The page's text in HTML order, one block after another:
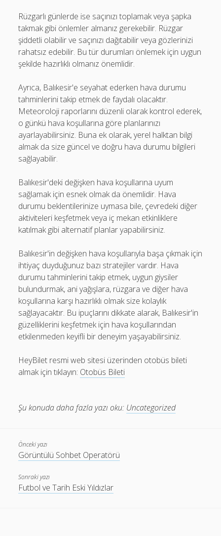
Rüzgarlı günlerde ise saçınızı toplamak veya şapka
takmak gibi önlemler almanız gerekebilir. Rüzgar
şiddetli olabilir ve saçınızı dağıtabilir veya gözlerinizi
rahatsız edebilir. Bu tür durumları önlemek için uygun
şekilde hazırlıklı olmanız önemlidir.
Ayrıca, Balıkesir'e seyahat ederken hava durumu
tahminlerini takip etmek de faydalı olacaktır.
Meteoroloji raporlarını düzenli olarak kontrol ederek,
o günkü hava koşullarına göre planlarınızı
ayarlayabilirsiniz. Buna ek olarak, yerel halktan bilgi
almak da size güncel ve doğru hava durumu bilgileri
sağlayabilir.
Balıkesir'deki değişken hava koşullarına uyum
sağlamak için esnek olmak da önemlidir. Hava
durumu beklentilerinize uymasa bile, çevredeki diğer
aktiviteleri keşfetmek veya iç mekan etkinliklere
katılmak gibi alternatif planlar yapabilirsiniz.
Balıkesir'in değişken hava koşullarıyla başa çıkmak için
ihtiyaç duyduğunuz bazı stratejiler vardır. Hava
durumu tahminlerini takip etmek, uygun giysiler
bulundurmak, ani yağışlara, rüzgara ve diğer hava
koşullarına karşı hazırlıklı olmak size kolaylık
sağlayacaktır. Bu ipuçlarını dikkate alarak, Balıkesir'in
güzelliklerini keşfetmek için hava koşullarından
etkilenmeden keyifli bir deneyim yaşayabilirsiniz.
HeyBilet resmi web sitesi üzerinden otobüs bileti
almak için tıklayın: Otobüs Bileti
Şu konuda daha fazla yazı oku: Uncategorized
Önceki yazı
Görüntülü Sohbet Operatörü
Sonraki yazı
Futbol ve Tarih Eski Yıldızlar